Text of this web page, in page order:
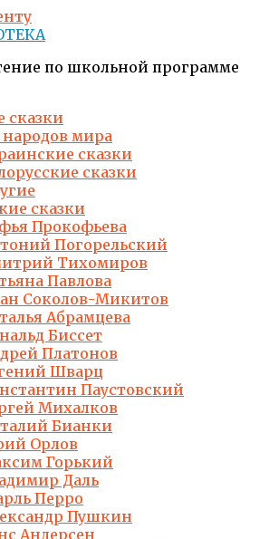
по школьной программе
сказки
народов мира
сказки
сказки
сказки
Прокофьева
Погорельский
Тихомиров
Павлова
Соколов-Микитов
Абрамцева
Биссет
Платонов
Шварц
Паустовский
Михалков
Бианки
Орлов
Горький
Даль
Перро
Пушкин
Андерсен